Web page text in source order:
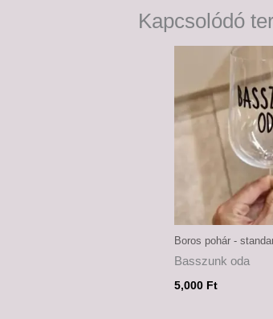
Kapcsolódó
Boros pohár -
Basszunk oda
5,000 Ft